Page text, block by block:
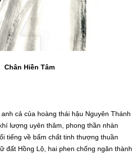
Chân Hiền Tâm
cả của hoàng thái hậu Nguyên Thánh
lượng uyên thâm, phong thần nhàn
tiếng về bẩm chất tinh thượng thuần
đất Hồng Lộ, hai phen chống ngăn thành